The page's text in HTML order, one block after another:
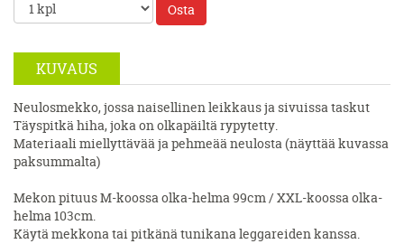
Osta
KUVAUS
Neulosmekko, jossa naisellinen leikkaus ja sivuissa taskut
Täyspitkä hiha, joka on olkapäiltä rypytetty.
Materiaali miellyttävää ja pehmeää neulosta (näyttää kuvassa
paksummalta)
Mekon pituus M-koossa olka-helma 99cm / XXL-koossa olka-
helma 103cm.
Käytä mekkona tai pitkänä tunikana leggareiden kanssa.